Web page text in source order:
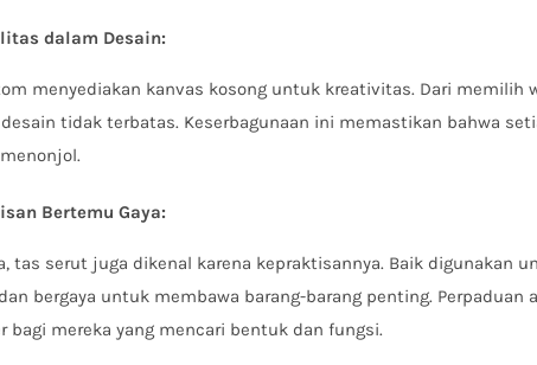
dalam Desain:
menyediakan kanvas kosong untuk kreativitas. Dari
tidak terbatas. Keserbagunaan ini memastikan bahwa
Bertemu Gaya:
tas serut juga dikenal karena kepraktisannya. Baik digunakan
bergaya untuk membawa barang-barang penting.
bagi mereka yang mencari bentuk dan fungsi.